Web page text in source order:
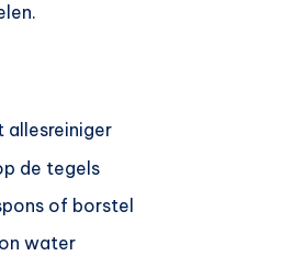
allesreiniger
de tegels
of borstel
water